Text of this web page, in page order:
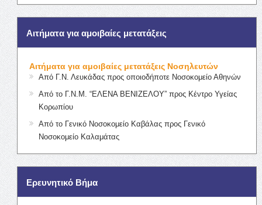
Αιτήματα για αμοιβαίες μετατάξεις
Αιτήματα για αμοιβαίες μετατάξεις Νοσηλευτών
Από Γ.Ν. Λευκάδας προς οποιοδήποτε Νοσοκομείο Αθηνών
Από το Γ.Ν.Μ. “ΕΛΕΝΑ ΒΕΝΙΖΕΛΟΥ” προς Κέντρο Υγείας
Κορωπίου
Από το Γενικό Νοσοκομείο Καβάλας προς Γενικό
Νοσοκομείο Καλαμάτας
Ερευνητικό Βήμα